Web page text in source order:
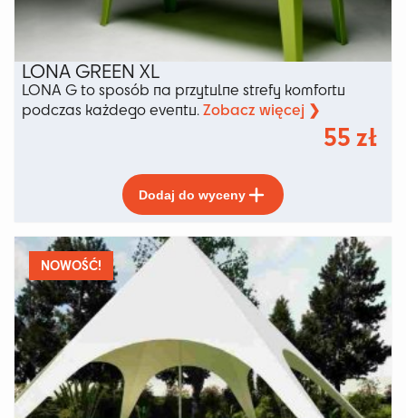
LONA GREEN XL
LONA G to sposób na przytulne strefy komfortu
podczas każdego eventu.Zobacz więcej ❯
55 zł
Dodaj do wyceny
produkt
ma
wiele
wariantów.
Opcje
można
stronie
produktu
NOWOŚĆ!